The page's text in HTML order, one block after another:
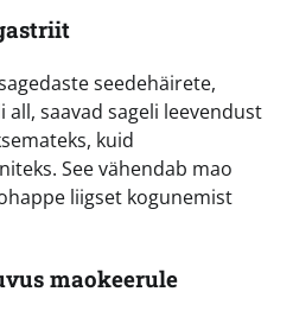
seedehäirete,
saavad sageli leevendust
kuid
See vähendab mao
liigset kogunemist
maokeerule